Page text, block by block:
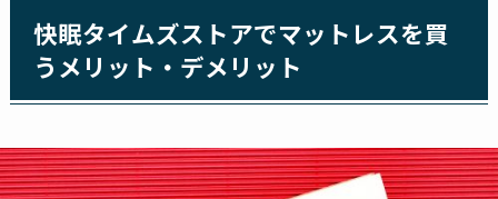
快眠タイムズストアでマットレスを買
うメリット・デメリット